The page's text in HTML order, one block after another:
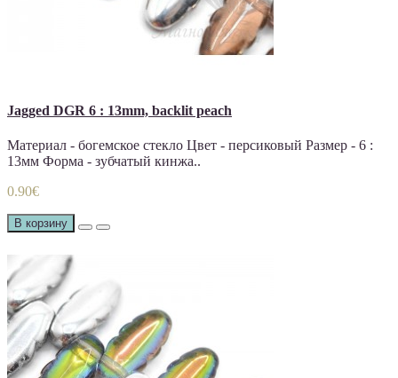
Jagged DGR 6 : 13mm, backlit peach
Материал - богемское стекло Цвет - персиковый Размер - 6 :
13мм Форма - зубчатый кинжа..
0.90€
В корзину